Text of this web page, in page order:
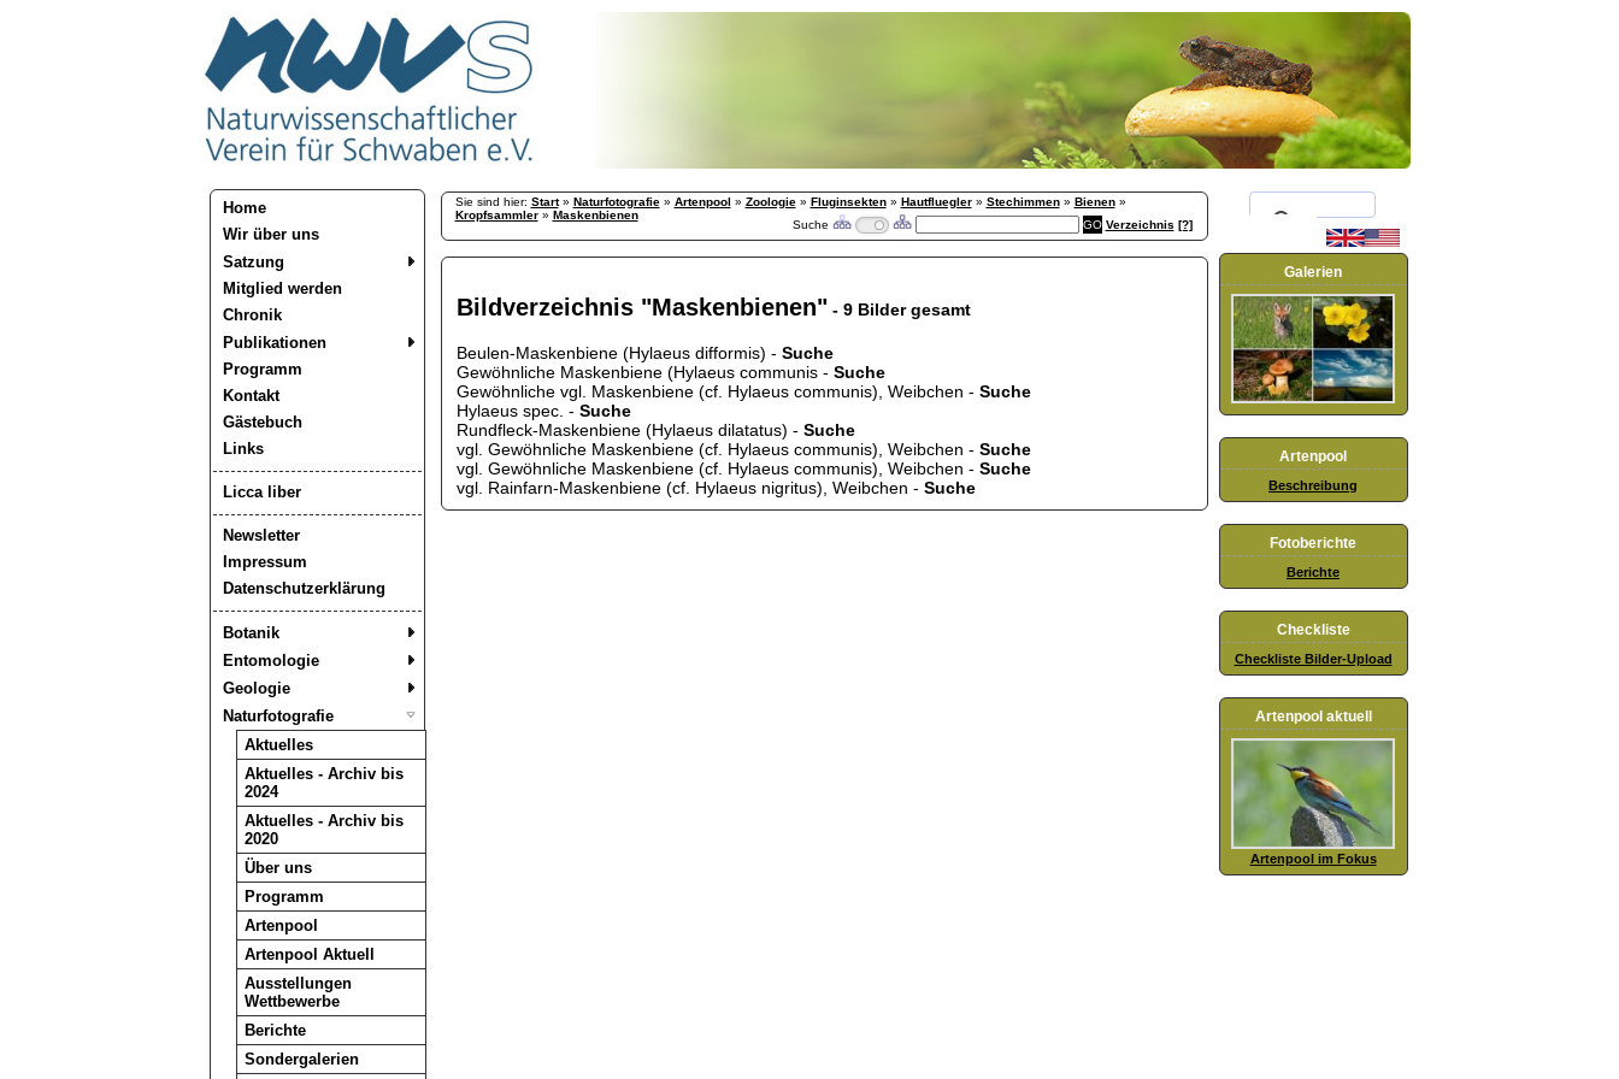
Home
Wir über uns
Satzung
Mitglied werden
Chronik
Publikationen
Programm
Kontakt
Gästebuch
Links
Licca liber
Newsletter
Impressum
Datenschutzerklärung
Botanik
Entomologie
Geologie
Naturfotografie
Aktuelles
Aktuelles - Archiv bis
2024
Aktuelles - Archiv bis
2020
Über uns
Programm
Artenpool
Artenpool Aktuell
Ausstellungen
Wettbewerbe
Berichte
Sondergalerien
Sie sind hier: Start» Naturfotografie» Artenpool » Zoologie» Fluginsekten» Hautfluegler» Stechimmen» Bienen»
Kropfsammler» Maskenbienen
Suche Verzeichnis [?]
Bildverzeichnis "Maskenbienen" - 9 Bilder gesamt
Beulen-Maskenbiene (Hylaeus difformis) - Suche
Gewöhnliche Maskenbiene (Hylaeus communis - Suche
Gewöhnliche vgl. Maskenbiene (cf. Hylaeus communis), Weibchen - Suche
Hylaeus spec. - Suche
Rundfleck-Maskenbiene (Hylaeus dilatatus) - Suche
vgl. Gewöhnliche Maskenbiene (cf. Hylaeus communis), Weibchen - Suche
vgl. Gewöhnliche Maskenbiene (cf. Hylaeus communis), Weibchen - Suche
vgl. Rainfarn-Maskenbiene (cf. Hylaeus nigritus), Weibchen - Suche
Galerien
Artenpool
Beschreibung
Fotoberichte
Berichte
Checkliste
Checkliste Bilder-Upload
Artenpool aktuell
Artenpool im Fokus